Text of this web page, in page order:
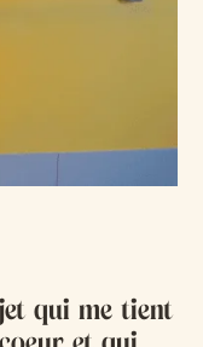
qui me tient